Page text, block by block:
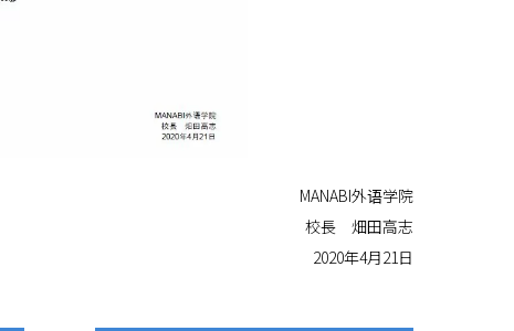
MANABI外语学院
校長 畑田高志
2020年4月21日